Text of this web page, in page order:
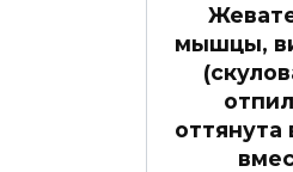
мышцы,
оттянута